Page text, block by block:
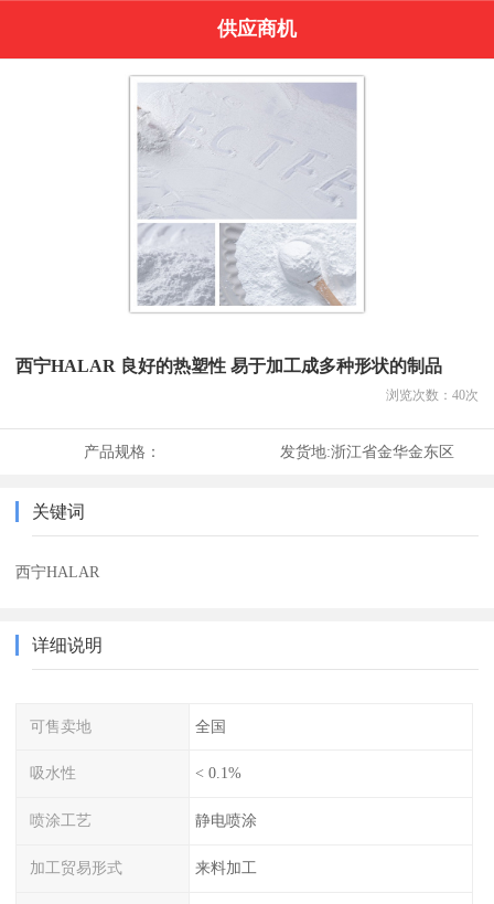
供应商机
西宁HALAR 良好的热塑性 易于加工成多种形状的制品
浏览次数： 40次
产品规格： 发货地:浙江省金华金东区
关键词
西宁HALAR
详细说明
可售卖地 全国
吸水性 < 0.1%
喷涂工艺 静电喷涂
加工贸易形式 来料加工